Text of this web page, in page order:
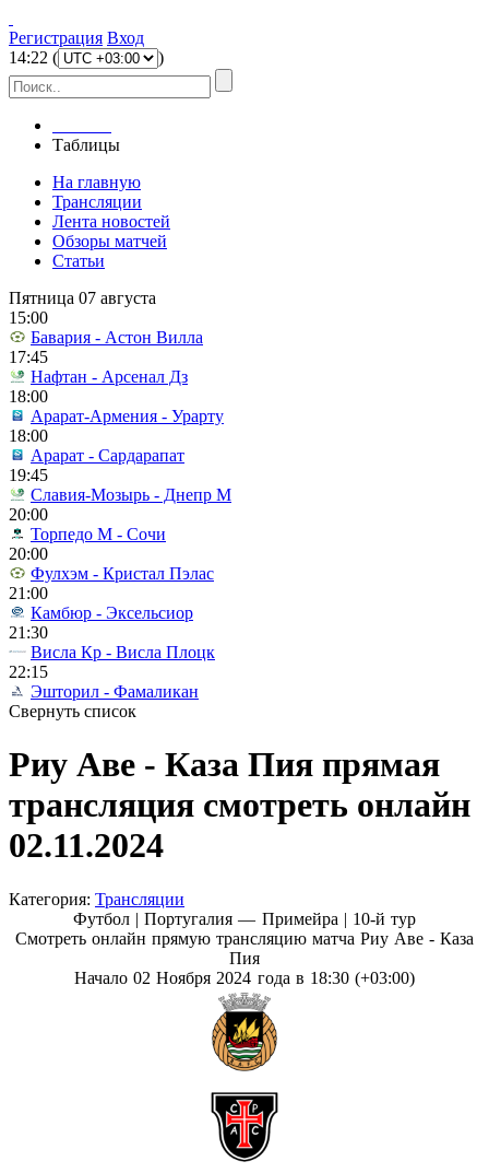
Регистрация Вход
14:22 ( )
Таблицы
На главную
Трансляции
Лента новостей
Обзоры матчей
Статьи
Пятница 07 августа
15:00
Бавария - Астон Вилла
17:45
Нафтан - Арсенал Дз
18:00
Арарат-Армения - Урарту
18:00
Арарат - Сардарапат
19:45
Славия-Мозырь - Днепр М
20:00
Торпедо М - Сочи
20:00
Фулхэм - Кристал Пэлас
21:00
Камбюр - Эксельсиор
21:30
Висла Кр - Висла Плоцк
22:15
Эшторил - Фамаликан
Свернуть список
Риу Аве - Каза Пия прямая
трансляция смотреть онлайн
02.11.2024
Категория: Трансляции
Футбол | Португалия — Примейра | 10-й тур
Смотреть онлайн прямую трансляцию матча Риу Аве - Каза
Пия
Начало 02 Ноября 2024 года в 18:30 (+03:00)